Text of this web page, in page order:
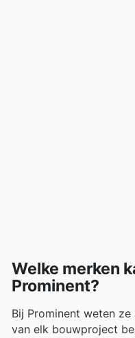
Welke merken
Prominent?
Bij Prominent weten
van elk bouwproject